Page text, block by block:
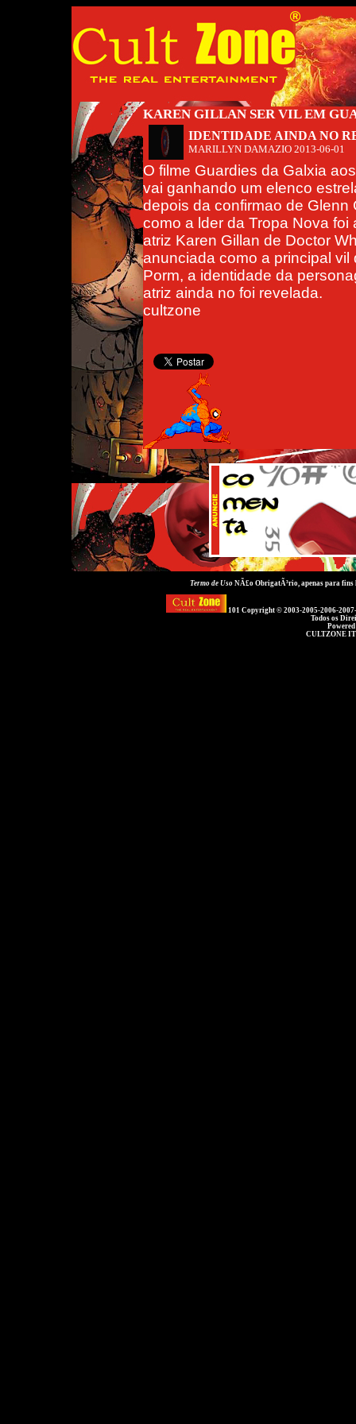
KAREN GILLAN SER VIL EM
IDENTIDADE AINDA NO
MARILLYN DAMAZIO 2013-06-01
O filme Guardies da Galxia
vai ganhando um elenco
depois da confirmao de Glenn
como a lder da Tropa Nova foi
atriz Karen Gillan de Doctor
anunciada como a principal vil
Porm, a identidade da
atriz ainda no foi revelada.
cultzone
Termo de UsoNÃ£o ObrigatÃ³rio, apenas para
101 Copyright © 2003-2005-2006-
Todos os
CULTZONE